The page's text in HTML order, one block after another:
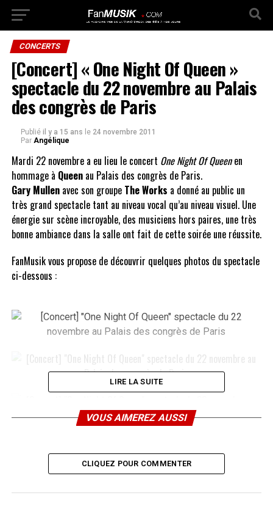
CONCERTS
[Concert] « One Night Of Queen »
spectacle du 22 novembre au Palais
des congrès de Paris
Publié il y a 15 ans le 24 novembre 2011
Par Angélique
Mardi 22 novembre a eu lieu le concert One Night Of Queenen
hommage à Queen au Palais des congrès de Paris.
Gary Mullen avec son groupe The Works a donné au public un
très grand spectacle tant au niveau vocal qu’au niveau visuel. Une
énergie sur scène incroyable, des musiciens hors paires, une très
bonne ambiance dans la salle ont fait de cette soirée une réussite.
FanMusik vous propose de découvrir quelques photos du spectacle
ci-dessous :
[Spectacle / concours] Shéhérazade du 1er au 31
décembre 2011 aux Folies Bergère de Paris – Gagnez
LIRE LA SUITE
VOUS AIMEREZ AUSSI
CLIQUEZ POUR COMMENTER